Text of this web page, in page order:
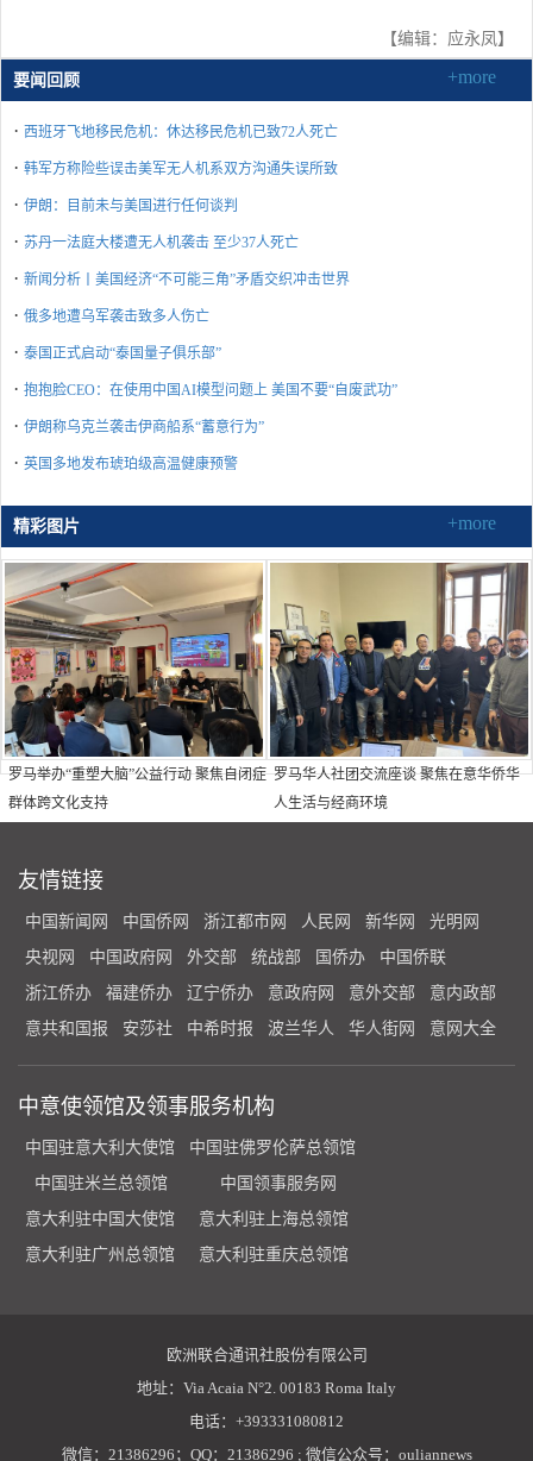
【编辑：应永凤】
要闻回顾 +more
· 西班牙飞地移民危机：休达移民危机已致72人死亡
· 韩军方称险些误击美军无人机系双方沟通失误所致
· 伊朗：目前未与美国进行任何谈判
· 苏丹一法庭大楼遭无人机袭击 至少37人死亡
· 新闻分析丨美国经济“不可能三角”矛盾交织冲击世界
· 俄多地遭乌军袭击致多人伤亡
· 泰国正式启动“泰国量子俱乐部”
· 抱抱脸CEO：在使用中国AI模型问题上 美国不要“自废武功”
· 伊朗称乌克兰袭击伊商船系“蓄意行为”
· 英国多地发布琥珀级高温健康预警
精彩图片 +more
罗马举办“重塑大脑”公益行动 聚焦自闭症
群体跨文化支持
罗马华人社团交流座谈 聚焦在意华侨华
人生活与经商环境
友情链接
中国新闻网 中国侨网 浙江都市网 人民网 新华网
光明网
央视网
中国政府网 外交部 统战部 国侨办
中国侨联
浙江侨办
福建侨办 辽宁侨办 意政府网 意外交部
意内政部
意共和国报
安莎社 中希时报 波兰华人 华人街网 意网大全
中意使领馆及领事服务机构
中国驻意大利大使馆
中国驻佛罗伦萨总领馆
中国驻米兰总领馆
中国领事服务网
意大利驻中国大使馆
意大利驻上海总领馆
意大利驻广州总领馆
意大利驻重庆总领馆
欧洲联合通讯社股份有限公司
地址：Via Acaia N°2. 00183 Roma Italy
电话：+393331080812
微信：21386296；QQ：21386296 ; 微信公众号：ouliannews